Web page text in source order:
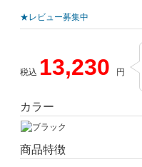
★レビュー募集中
税込 13,230 円
カラー
商品特徴